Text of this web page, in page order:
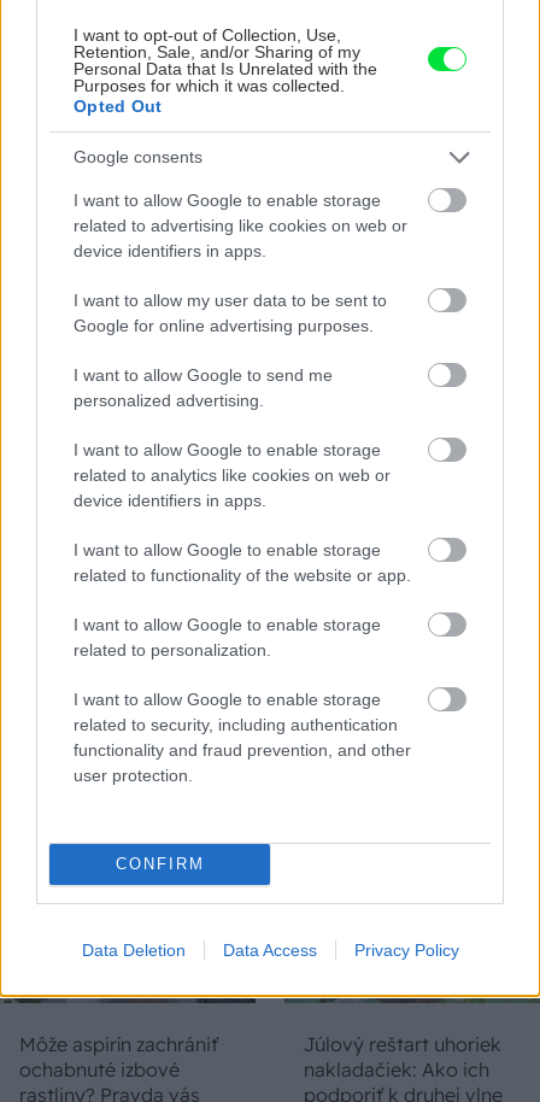
I want to opt-out of Collection, Use,
Retention, Sale, and/or Sharing of my
Personal Data that Is Unrelated with the
Purposes for which it was collected.
Opted Out
Google consents
I want to allow Google to enable storage
related to advertising like cookies on web or
device identifiers in apps.
I want to allow my user data to be sent to
Google for online advertising purposes.
I want to allow Google to send me
personalized advertising.
I want to allow Google to enable storage
related to analytics like cookies on web or
device identifiers in apps.
I want to allow Google to enable storage
related to functionality of the website or app.
I want to allow Google to enable storage
related to personalization.
I want to allow Google to enable storage
related to security, including authentication
functionality and fraud prevention, and other
user protection.
CONFIRM
Data Deletion Data Access Privacy Policy
Chcete dominantu interiéru,
ktorá pritiahne pohľady?
Vyrobte si takéto masívne
orechové svietidlo
Prečo klasická
ako to vyriešiť
sucho a teplo? Tieto
vysaďte na miesta, na
ktoré slnko svieti celý
levanduľa! 7 fialových
krások, ktoré rozžiaria
vašu záhradu
Môže aspirín zachrániť
ochabnuté izbové
rastliny? Pravda vás
Júlový reštart uhoriek
nakladačiek: Ako ich
podporiť k druhej vlne